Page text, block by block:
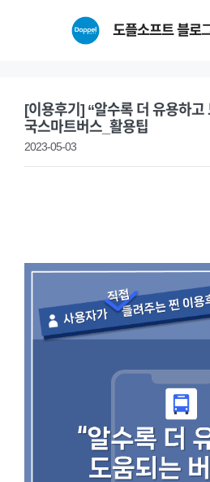
도플소프트 블로
[이용후기] “알수록 더 유용하고
국스마트버스_활용팁
2023-05-03